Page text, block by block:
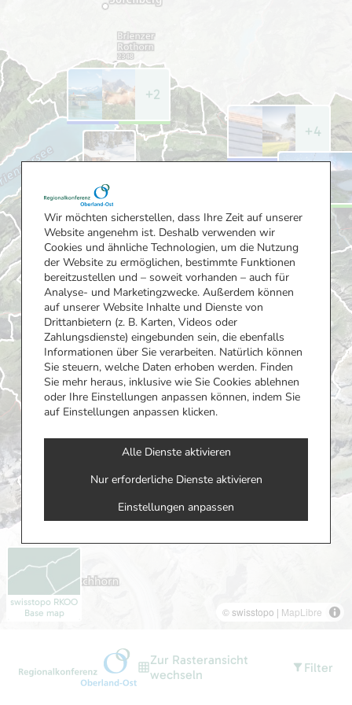
Wärmeverbund
Grindelwald
Verbund
ist ein
Vorzeige-
Gemeinschaftsprojekt
der
BAC,
der
Hotellerie,
des
lokalen
Gewerbes
und
der
Gemeinde
Grindelwald.
Grindelwald
Fernwärmeversorgung
Brienz
Dorf
Erzeugung
der
Wärmeenergie
erfolgt
durch
einen
Holzschnitzelheizkessel
und
einen
Ölheizkessel
für
Notbetrieb
und
Spitzen...
Brienz
Brienz
Energie
Wilderswil,
Matten,
Bönigen
Die
Fernwärme
auf
dem
Bödeli
wird zu
mehr
als 98%
mittels
produziert.
Wilderswil
Bönigen
Wärmeverbund
Öffentliche
+2
+4
© swisstopo | MapLibre
swisstopo RKOO
Base map
grid_on Zur Rasteransicht
wechseln
filter_alt Filter
Wir möchten sicherstellen, dass Ihre Zeit auf unserer
Website angenehm ist. Deshalb verwenden wir
Cookies und ähnliche Technologien, um die Nutzung
der Website zu ermöglichen, bestimmte Funktionen
bereitzustellen und – soweit vorhanden – auch für
Analyse- und Marketingzwecke. Außerdem können
auf unserer Website Inhalte und Dienste von
Drittanbietern (z. B. Karten, Videos oder
Zahlungsdienste) eingebunden sein, die ebenfalls
Informationen über Sie verarbeiten. Natürlich können
Sie steuern, welche Daten erhoben werden. Finden
Sie mehr heraus, inklusive wie Sie Cookies ablehnen
oder Ihre Einstellungen anpassen können, indem Sie
auf Einstellungen anpassen klicken.
Alle Dienste aktivieren
Nur erforderliche Dienste aktivieren
Einstellungen anpassen